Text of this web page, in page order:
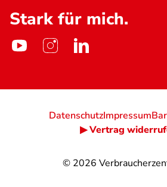
Stark für mich.
© 2026
DatenschutzImpressum
▶ Vertrag